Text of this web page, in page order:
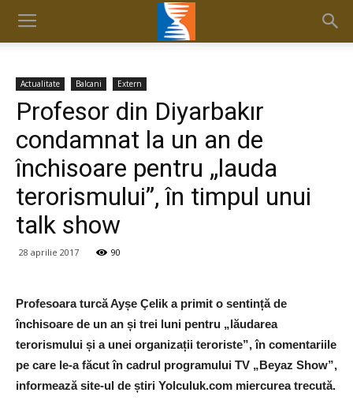
Actualitate Balcani Extern
Profesor din Diyarbakır
condamnat la un an de
închisoare pentru „lauda
terorismului”, în timpul unui
talk show
28 aprilie 2017 90
Profesoara turcă Ayșe Çelik a primit o sentință de
închisoare de un an și trei luni pentru „lăudarea
terorismului și a unei organizații teroriste”, în comentariile
pe care le-a făcut în cadrul programului TV „Beyaz Show”,
informează site-ul de știri Yolculuk.com miercurea trecută.